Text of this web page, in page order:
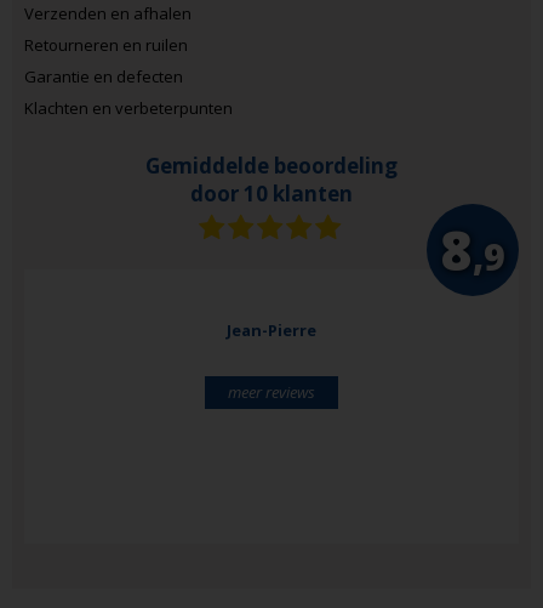
Verzenden en afhalen
Retourneren en ruilen
Garantie en defecten
Klachten en verbeterpunten
Gemiddelde beoordeling
door 10 klanten
8,9
Jean-Pierre
meer reviews